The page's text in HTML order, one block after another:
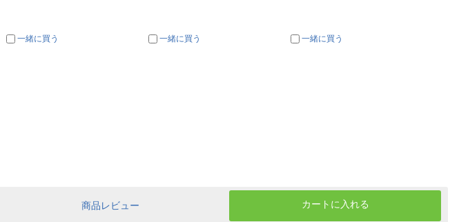
一緒に買う 一緒に買う 一緒に買う
カートに入れる
商品レビュー